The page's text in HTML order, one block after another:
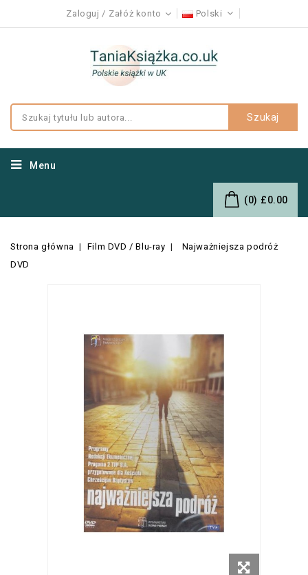
Zaloguj Załóż konto Polski
Szukaj
Menu
(0) £0.00
Strona główna Film DVD / Blu-ray
Najważniejsza podróż
DVD